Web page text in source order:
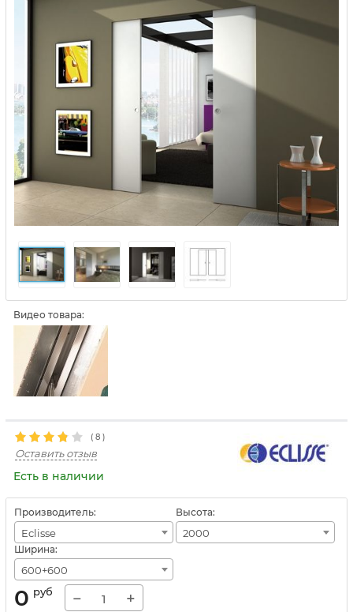
Видео товара:
( 8 )
Оставить отзыв
Есть в наличии
Производитель:
Eclisse
Высота:
2000
Ширина:
600+600
0 руб − +